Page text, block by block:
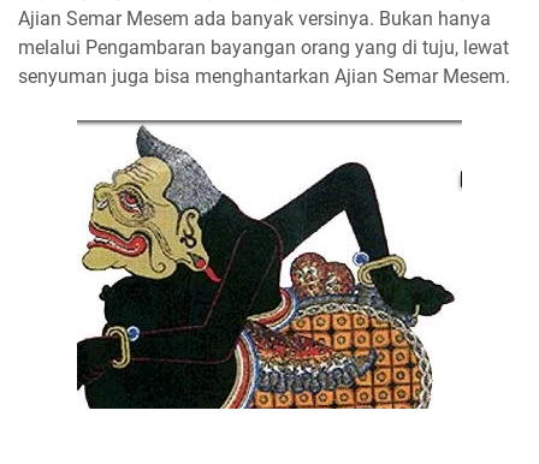
Ajian Semar Mesem ada banyak versinya. Bukan hanya
melalui Pengambaran bayangan orang yang di tuju, lewat
senyuman juga bisa menghantarkan Ajian Semar Mesem.